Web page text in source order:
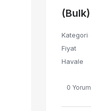
(Bulk)
Kategori
Fiyat
Havale
0 Yorum